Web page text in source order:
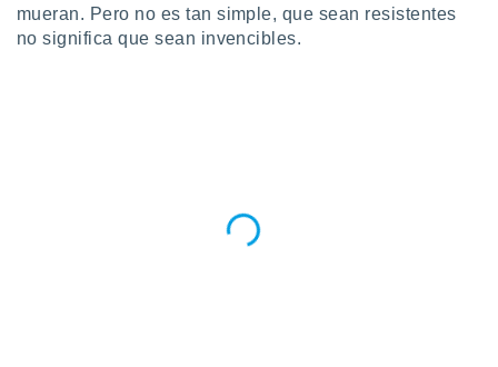
nuestra
y
mueran. Pero no es tan simple, que sean resistentes
no significa que sean invencibles.